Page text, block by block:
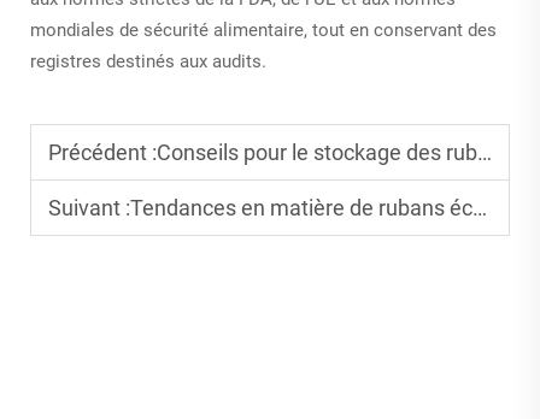
mondiales de sécurité alimentaire, tout en conservant des
registres destinés aux audits.
Précédent :Conseils pour le stockage des rubans thermiques afin de préserver la qualité
Suivant :Tendances en matière de rubans écologiques de transfert thermique